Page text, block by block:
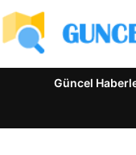
Güncel